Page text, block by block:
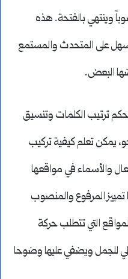
وينتهي بالفتحة. هذه
على المتحدث والمستمع
البعض.
ترتيب الكلمات وتنسيق
يمكن تعلم كيفية تركيب
والأسماء في مواقعها
المرفوع والمنصوب
التي تتطلب حركة
للجمل ويضفي عليها وضوحا